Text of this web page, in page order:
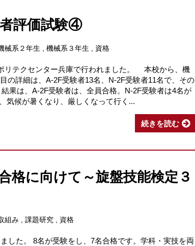
評価試験④
械系２年生 ,機械系３年生 , 資格
リテクセンター兵庫で行われました。 本校から、機
詳細は、A-2F受験者13名、N-2F受験者11名で、その
果は、A-2F受験者は、全員合格。N-2F受験者は4名が
候が暑くなり、厳しくなって行く...
続きを読む
格に向けて～旋盤技能検定３
組み ,課題研究 , 資格
した。 8名が受験をし、7名合格です。学科・実技を両